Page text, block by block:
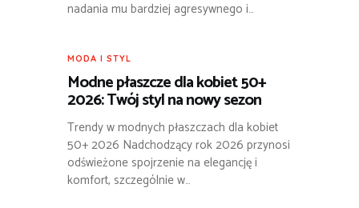
nadania mu bardziej agresywnego i…
MODA I STYL
Modne płaszcze dla kobiet 50+
2026: Twój styl na nowy sezon
Trendy w modnych płaszczach dla kobiet
50+ 2026 Nadchodzący rok 2026 przynosi
odświeżone spojrzenie na elegancję i
komfort, szczególnie w…